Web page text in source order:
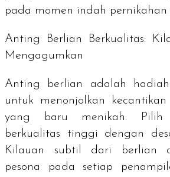
pada momen indah pernikahan
Anting Berlian Berkualitas:
Mengagumkan
Anting berlian adalah
untuk menonjolkan
yang baru menikah.
berkualitas tinggi dengan
Kilauan subtil dari berlian
pesona pada setiap